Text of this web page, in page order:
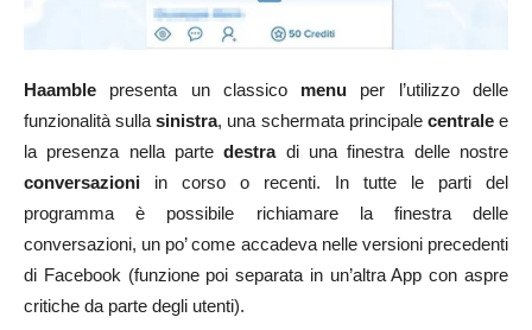
Haamble presenta un classico menu per l’utilizzo delle
funzionalità sullasinistra, una schermata principale centralee
la presenza nella partedestradi una finestra delle nostre
conversazioni in corso o recenti. In tutte le parti del
programma è possibile richiamare la finestra delle
conversazioni, un po’ come accadeva nelle versioni precedenti
di Facebook (funzione poi separata in un’altra App con aspre
critiche da parte degli utenti).